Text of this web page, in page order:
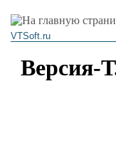
VTSoft.ru
Версия-